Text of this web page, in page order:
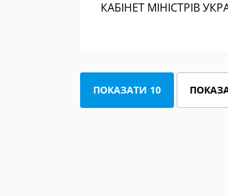
КАБІНЕТ МІНІСТРІВ
ПОКАЗАТИ 10